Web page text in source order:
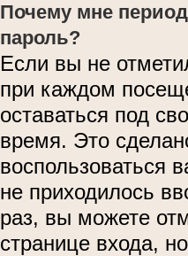
Почему мне
пароль?
Если вы не
при каждом
оставаться под
время. Это
воспользоваться
не приходилось
раз, вы можете
странице входа,